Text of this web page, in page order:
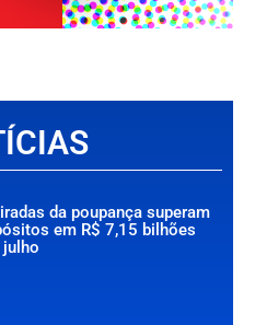
da poupança superam
em R$ 7,15 bilhões
julho